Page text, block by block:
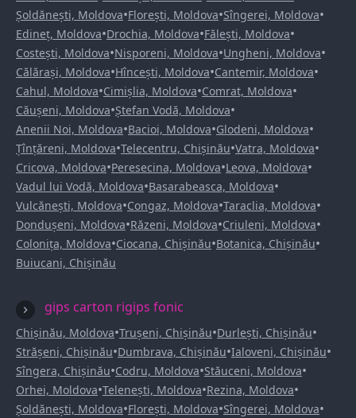
Șoldănești, Moldova•Florești, Moldova•Sîngerei, Moldova•
Edineț, Moldova•Drochia, Moldova•Fălești, Moldova•
Costești, Moldova•Nisporeni, Moldova•Ungheni, Moldova•
Călărași, Moldova•Hîncești, Moldova•Cantemir, Moldova•
Cahul, Moldova•Cimișlia, Moldova•Comrat, Moldova•
Căușeni, Moldova•Ștefan Vodă, Moldova•
Anenii Noi, Moldova•Bacioi, Moldova•Glodeni, Moldova•
Țînțăreni, Moldova•Telecentru, Chișinău•Vatra, Moldova•
Cricova, Moldova•Peresecina, Moldova•Leova, Moldova•
Vadul lui Vodă, Moldova•Basarabeasca, Moldova•
Vulcănești, Moldova•Congaz, Moldova•Taraclia, Moldova•
Dondușeni, Moldova•Răzeni, Moldova•Criuleni, Moldova•
Colonița, Moldova•Ciocana, Chișinău•Botanica, Chișinău•
Buiucani, Chișinău
gips carton rigips fonic
Chișinău, Moldova•Trușeni, Chișinău•Durlești, Chișinău•
Strășeni, Chișinău•Dumbrava, Chișinău•Ialoveni, Chișinău•
Sîngera, Chișinău•Codru, Moldova•Stăuceni, Moldova•
Orhei, Moldova•Telenești, Moldova•Rezina, Moldova•
Șoldănești, Moldova•Florești, Moldova•Sîngerei, Moldova•